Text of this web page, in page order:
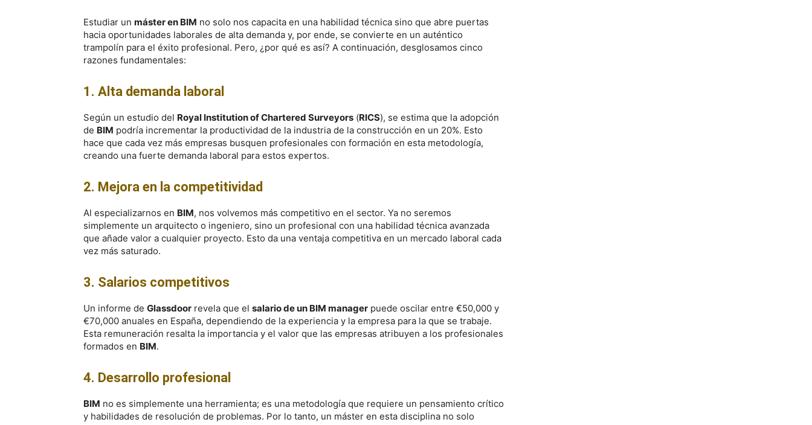
Estudiar un máster en BIM no solo nos capacita en una habilidad técnica sino que abre puertas
hacia oportunidades laborales de alta demanda y, por ende, se convierte en un auténtico
trampolín para el éxito profesional. Pero, ¿por qué es así? A continuación, desglosamos cinco
razones fundamentales:
1. Alta demanda laboral
Según un estudio del Royal Institution of Chartered Surveyors (RICS), se estima que la adopción
de BIM podría incrementar la productividad de la industria de la construcción en un 20%. Esto
hace que cada vez más empresas busquen profesionales con formación en esta metodología,
creando una fuerte demanda laboral para estos expertos.
2. Mejora en la competitividad
Al especializarnos en BIM, nos volvemos más competitivo en el sector. Ya no seremos
simplemente un arquitecto o ingeniero, sino un profesional con una habilidad técnica avanzada
que añade valor a cualquier proyecto. Esto da una ventaja competitiva en un mercado laboral cada
vez más saturado.
3. Salarios competitivos
Un informe de Glassdoor revela que el salario de un BIM manager puede oscilar entre €50,000 y
€70,000 anuales en España, dependiendo de la experiencia y la empresa para la que se trabaje.
Esta remuneración resalta la importancia y el valor que las empresas atribuyen a los profesionales
formados en BIM.
4. Desarrollo profesional
BIM no es simplemente una herramienta; es una metodología que requiere un pensamiento crítico
y habilidades de resolución de problemas. Por lo tanto, un máster en esta disciplina no solo